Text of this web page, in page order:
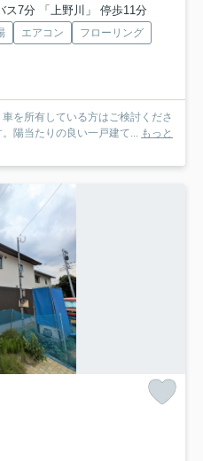
ス7分 「上野川」 停歩11分
エアコン
フローリング
を所有している方はご検討くださ
陽当たりの良い一戸建て... もっと